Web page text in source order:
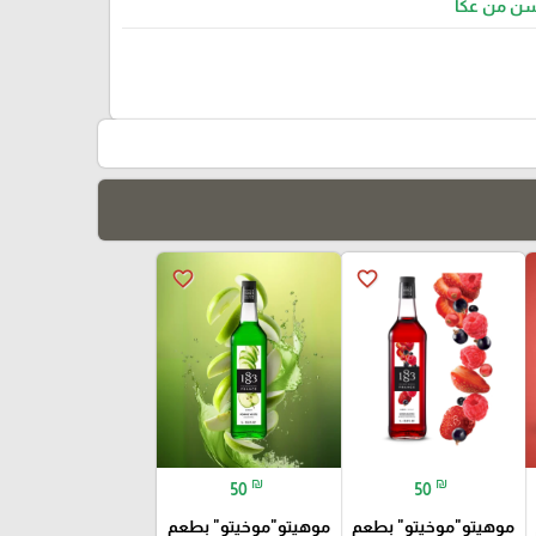
من عكا
favorite_border
50 ₪
موهيتو"موخيتو" بطعم
favorite_border
50 ₪
موهيتو"موخيتو" بطعم